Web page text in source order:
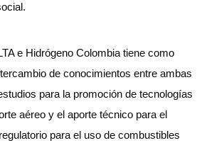
e Hidrógeno Colombia tiene como
de conocimientos entre ambas
para la promoción de tecnologías
aéreo y el aporte técnico para el
para el uso de combustibles